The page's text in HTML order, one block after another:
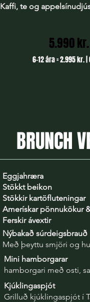
Kaffi, te og
5.990 kr.
6-12 ára = 2.995 kr.
BRUNCH
Eggjahræra
Stökkt beikon
Stökkir kartöfluteningar
Amerískar pönnukökur
Ferskir ávextir
Nýbakað súrdeigsbrauð
Með þeyttu smjöri og
Mini hamborgarar
hamborgari með osti,
Kjúklingaspjót
Grilluð kjúklingaspjót í